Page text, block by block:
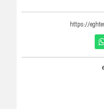
https://